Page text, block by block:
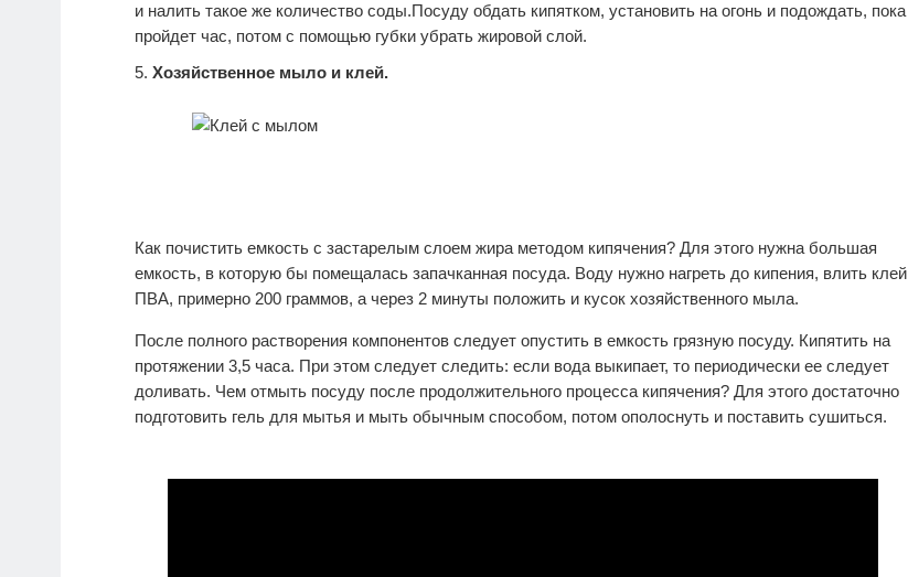
и налить такое же количество соды.Посуду обдать кипятком, установить на огонь и подождать, пока
пройдет час, потом с помощью губки убрать жировой слой.
Хозяйственное мыло и клей.
Как почистить емкость с застарелым слоем жира методом кипячения? Для этого нужна большая
емкость, в которую бы помещалась запачканная посуда. Воду нужно нагреть до кипения, влить клей
ПВА, примерно 200 граммов, а через 2 минуты положить и кусок хозяйственного мыла.
После полного растворения компонентов следует опустить в емкость грязную посуду. Кипятить на
протяжении 3,5 часа. При этом следует следить: если вода выкипает, то периодически ее следует
доливать. Чем отмыть посуду после продолжительного процесса кипячения? Для этого достаточно
подготовить гель для мытья и мыть обычным способом, потом ополоснуть и поставить сушиться.